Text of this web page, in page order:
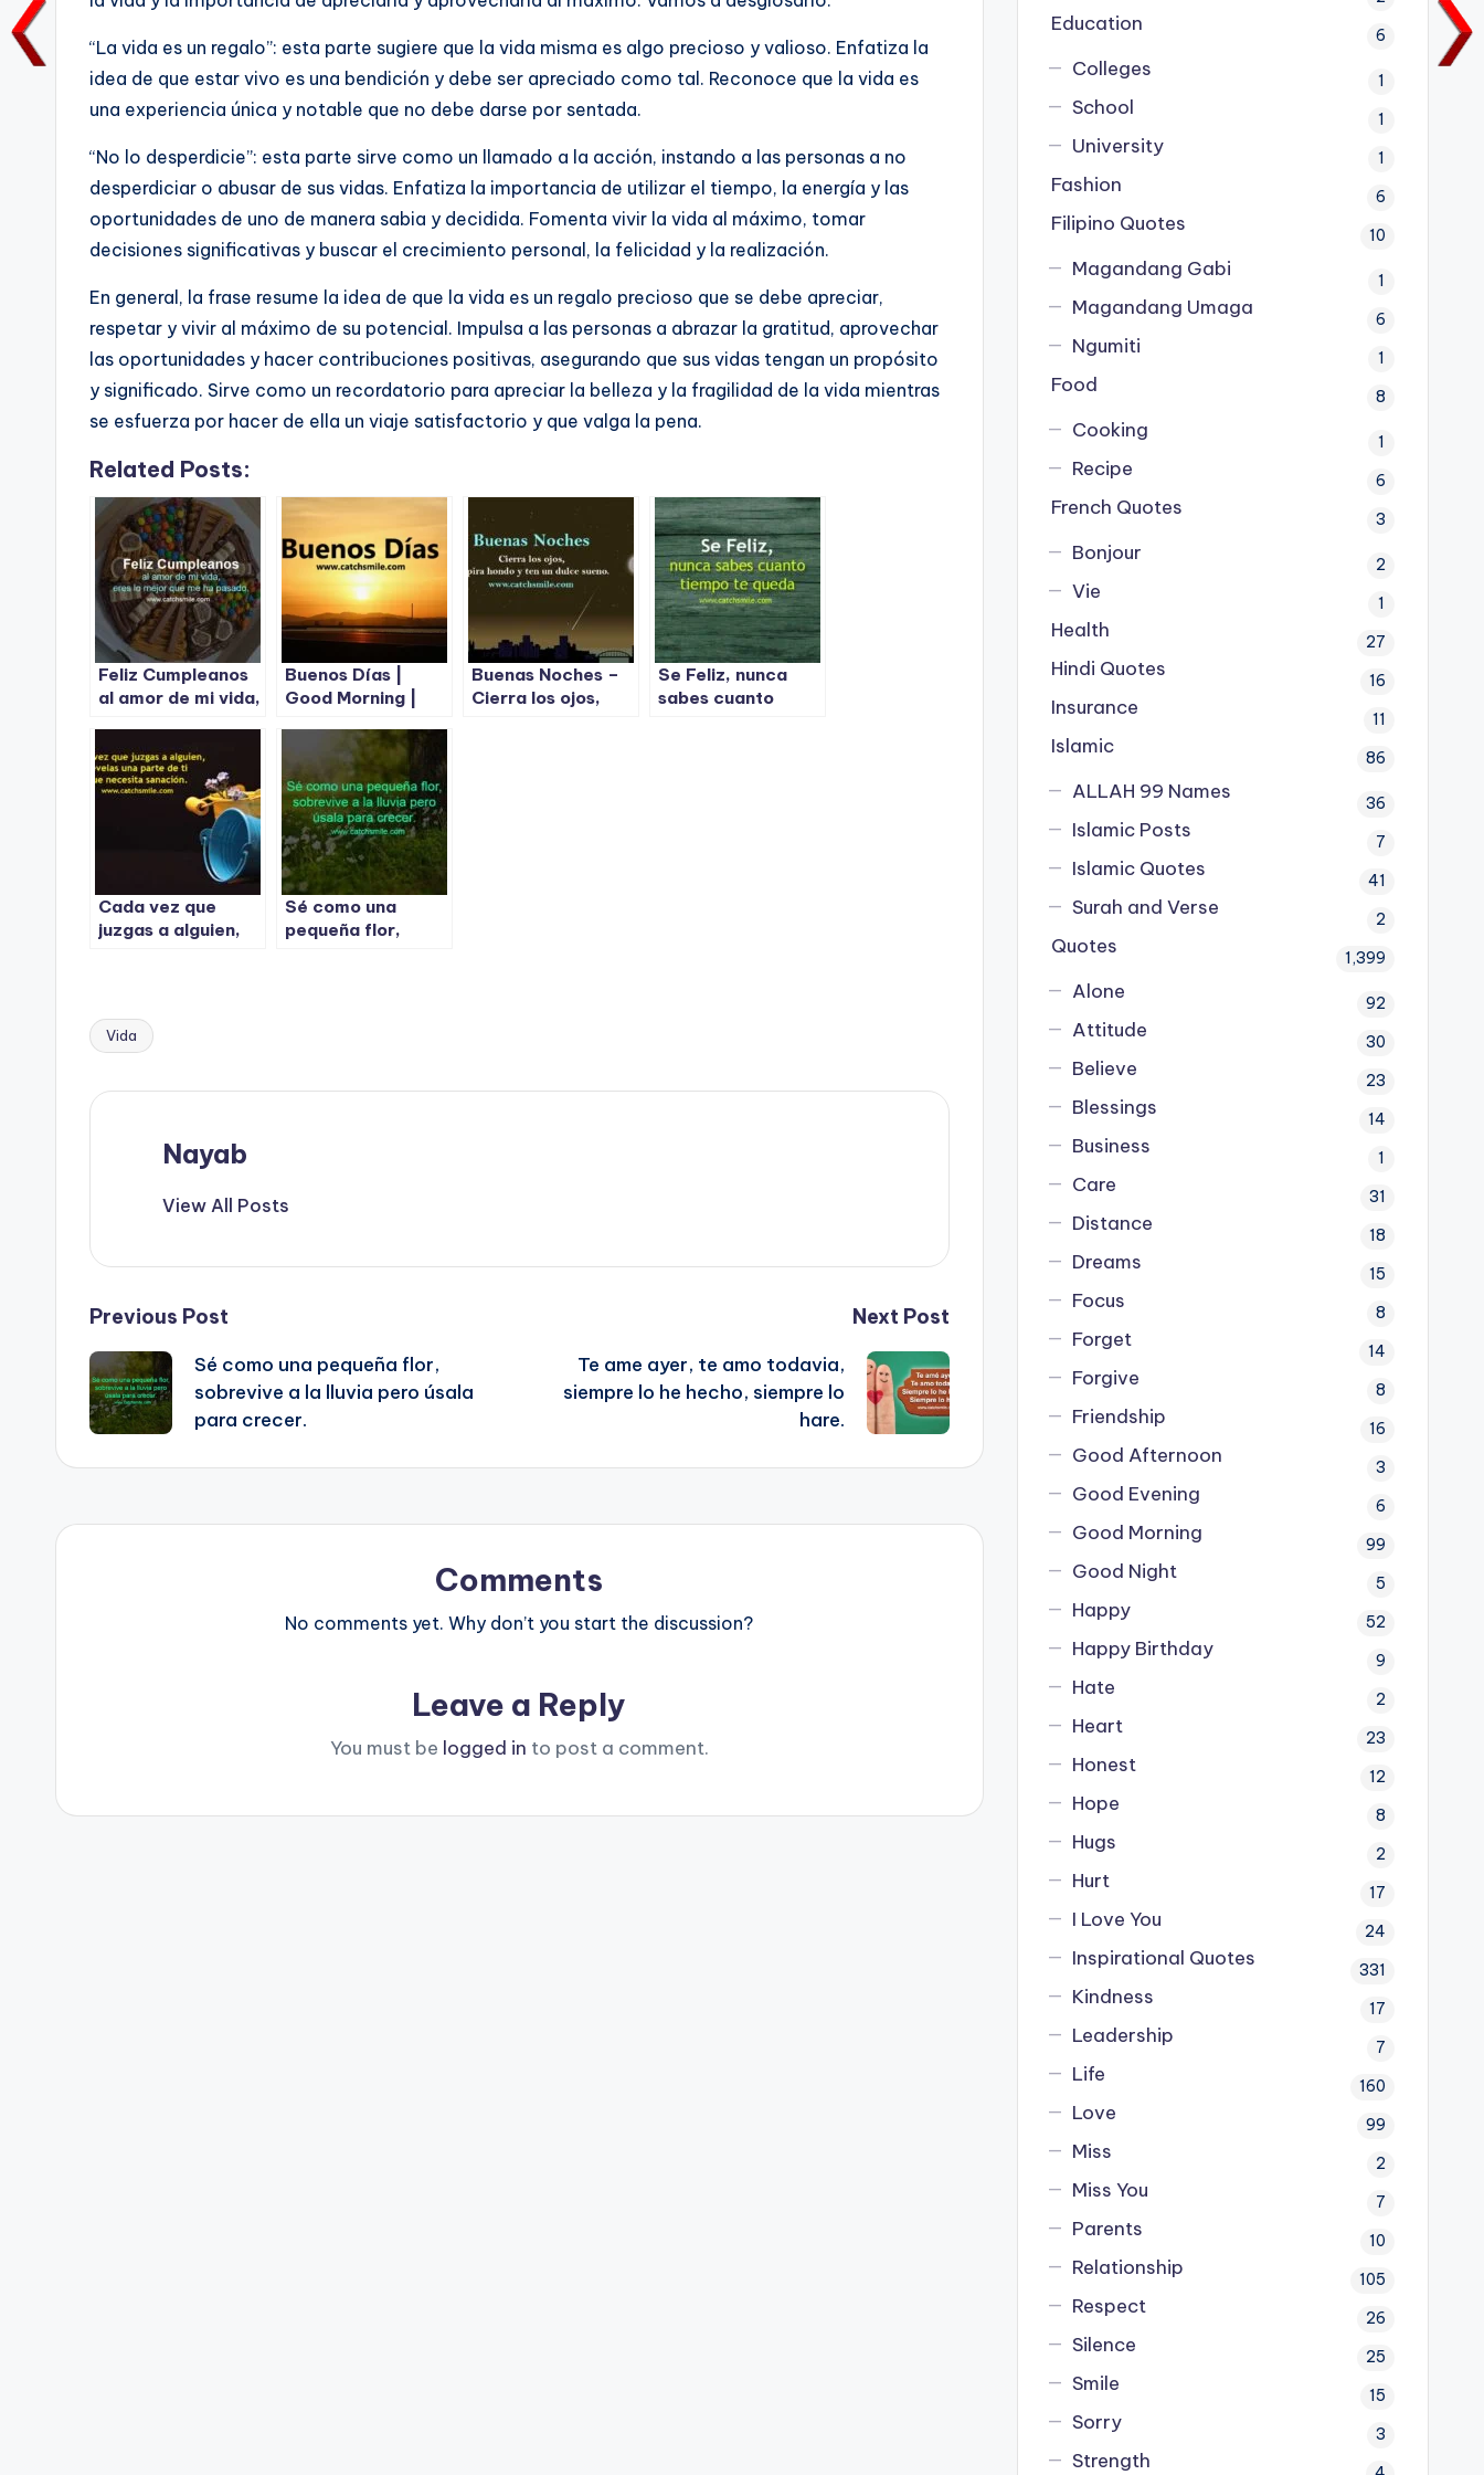
e
b
o
o
k
te
r
l
ts
A
p
p
e
dI
n
y
Li
n
k
“La vida es un regalo”: esta parte sugiere que la vida misma es algo precioso y valioso. Enfatiza la
idea de que estar vivo es una bendición y debe ser apreciado como tal. Reconoce que la vida es
una experiencia única y notable que no debe darse por sentada.
“No lo desperdicie”: esta parte sirve como un llamado a la acción, instando a las personas a no
desperdiciar o abusar de sus vidas. Enfatiza la importancia de utilizar el tiempo, la energía y las
oportunidades de uno de manera sabia y decidida. Fomenta vivir la vida al máximo, tomar
decisiones significativas y buscar el crecimiento personal, la felicidad y la realización.
En general, la frase resume la idea de que la vida es un regalo precioso que se debe apreciar,
respetar y vivir al máximo de su potencial. Impulsa a las personas a abrazar la gratitud, aprovechar
las oportunidades y hacer contribuciones positivas, asegurando que sus vidas tengan un propósito
y significado. Sirve como un recordatorio para apreciar la belleza y la fragilidad de la vida mientras
se esfuerza por hacer de ella un viaje satisfactorio y que valga la pena.
Related Posts:
Feliz Cumpleanos
al amor de mi vida,
Buenos Días |
Good Morning |
Buenas Noches –
Cierra los ojos,
Se Feliz, nunca
sabes cuanto
Cada vez que
juzgas a alguien,
Sé como una
pequeña flor,
Tags:
Vida
Nayab
View All Posts
Post
navigation
Previous Post
Sé como una pequeña flor,
sobrevive a la lluvia pero úsala
para crecer.
Next Post
Te ame ayer, te amo todavia,
siempre lo he hecho, siempre lo
hare.
Comments
No comments yet. Why don’t you start the discussion?
Leave a Reply
You must be logged in to post a comment.
Education 6
Colleges 1
School 1
University 1
Fashion 6
Filipino Quotes 10
Magandang Gabi 1
Magandang Umaga 6
Ngumiti 1
Food 8
Cooking 1
Recipe 6
French Quotes 3
Bonjour 2
Vie 1
Health 27
Hindi Quotes 16
Insurance 11
Islamic 86
ALLAH 99 Names 36
Islamic Posts 7
Islamic Quotes 41
Surah and Verse 2
Quotes 1,399
Alone 92
Attitude 30
Believe 23
Blessings 14
Business 1
Care 31
Distance 18
Dreams 15
Focus 8
Forget 14
Forgive 8
Friendship 16
Good Afternoon 3
Good Evening 6
Good Morning 99
Good Night 5
Happy 52
Happy Birthday 9
Hate 2
Heart 23
Honest 12
Hope 8
Hugs 2
Hurt 17
I Love You 24
Inspirational Quotes 331
Kindness 17
Leadership 7
Life 160
Love 99
Miss 2
Miss You 7
Parents 10
Relationship 105
Respect 26
Silence 25
Smile 15
Sorry 3
Strength